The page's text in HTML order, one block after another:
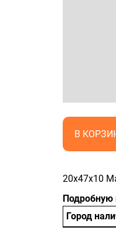
В
20x47x10
Подробную
Город